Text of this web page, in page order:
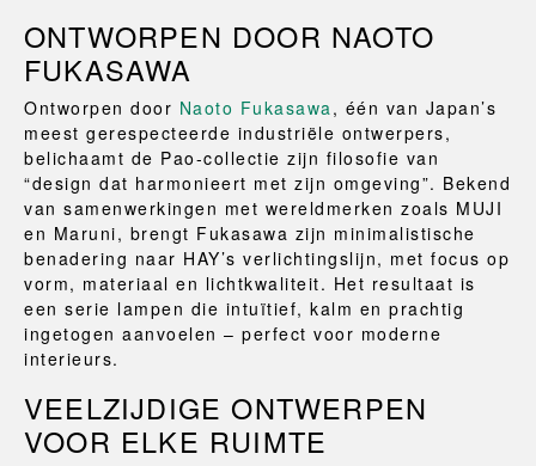
ONTWORPEN DOOR NAOTO
FUKASAWA
Ontworpen door Naoto Fukasawa, één van Japan’s
meest gerespecteerde industriële ontwerpers,
belichaamt de Pao‑collectie zijn filosofie van
“design dat harmonieert met zijn omgeving”. Bekend
van samenwerkingen met wereldmerken zoals MUJI
en Maruni, brengt Fukasawa zijn minimalistische
benadering naar HAY’s verlichtingslijn, met focus op
vorm, materiaal en lichtkwaliteit. Het resultaat is
een serie lampen die intuïtief, kalm en prachtig
ingetogen aanvoelen – perfect voor moderne
interieurs.
VEELZIJDIGE ONTWERPEN
VOOR ELKE RUIMTE